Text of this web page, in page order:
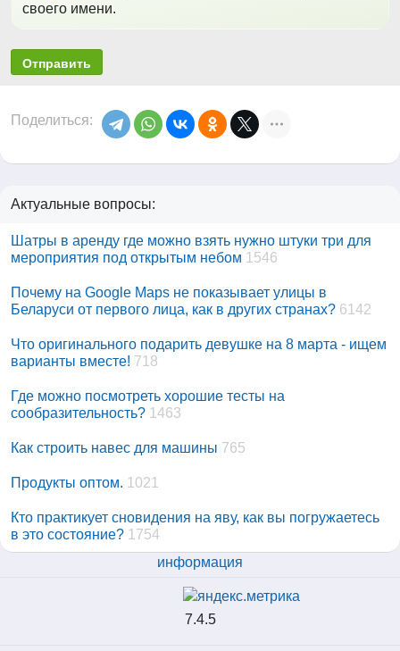
своего имени.
Отправить
Поделиться:
Актуальные вопросы:
Шатры в аренду где можно взять нужно штуки три для
мероприятия под открытым небом 1546
Почему на Google Maps не показывает улицы в
Беларуси от первого лица, как в других странах? 6142
Что оригинального подарить девушке на 8 марта - ищем
варианты вместе! 718
Где можно посмотреть хорошие тесты на
сообразительность? 1463
Как строить навес для машины 765
Продукты оптом. 1021
Кто практикует сновидения на яву, как вы погружаетесь
в это состояние? 1754
информация
7.4.5